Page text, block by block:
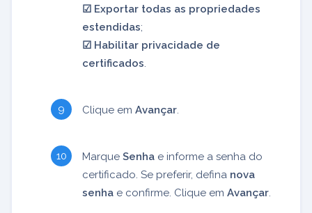
☑︎ Exportar todas as propriedades
estendidas;
☑︎ Habilitar privacidade de
certificados
Clique em Avançar
Marque Senha e informe a senha do
certificado. Se preferir, defina nova
senha e confirme. Clique em Avançar